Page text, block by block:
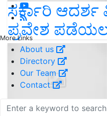
More Links
About us
Directory
Our Team
Contact
ಸರ್ಕಾರಿ ಆದರ್ಶ
ಪ್ರವೇಶ